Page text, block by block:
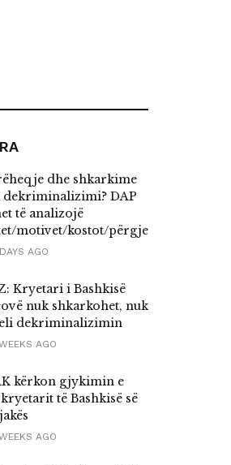
dhe shkarkime
dekriminalizimi? DAP
të analizojë
motivet/kostot/përgjegjësitë
AGO
Kryetari i Bashkisë
nuk shkarkohet, nuk
dekriminalizimin
AGO
kërkon gjykimin e
të Bashkisë së
AGO